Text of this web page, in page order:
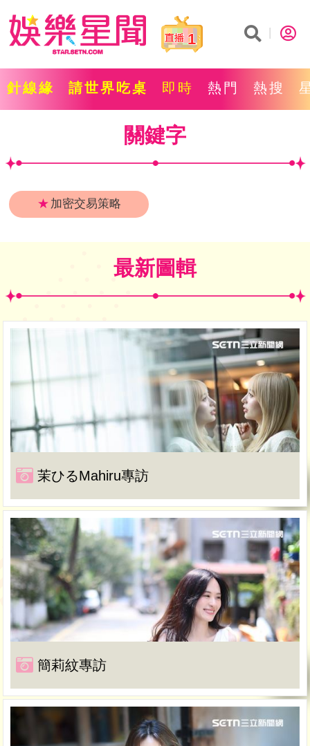
1
針線緣 請世界吃桌 即時 熱門 熱搜
關鍵字
★ 加密交易策略
最新圖輯
茉ひるMahiru專訪
簡莉紋專訪